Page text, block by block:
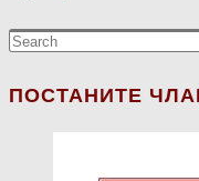
ПОСТАНИТЕ